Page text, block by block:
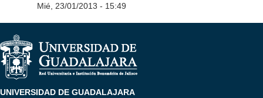
Mié, 23/01/2013 - 15:49
UNIVERSIDAD DE GUADALAJARA